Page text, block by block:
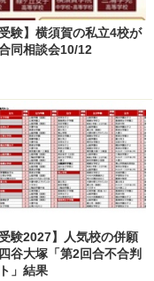
受験】横須賀の私立4校が
同相談会10/12
受験2027】人気校の併願
谷大塚「第2回合不合判
」結果